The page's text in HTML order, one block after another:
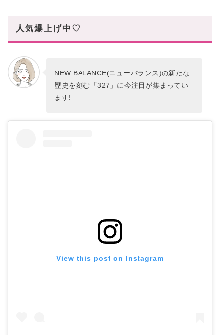
スマートなシルエットも高ポイント!
人気爆上げ中♡
NEW BALANCE(ニューバランス)の新たな
歴史を刻む「327」に今注目が集まってい
ます!
View this post on Instagram